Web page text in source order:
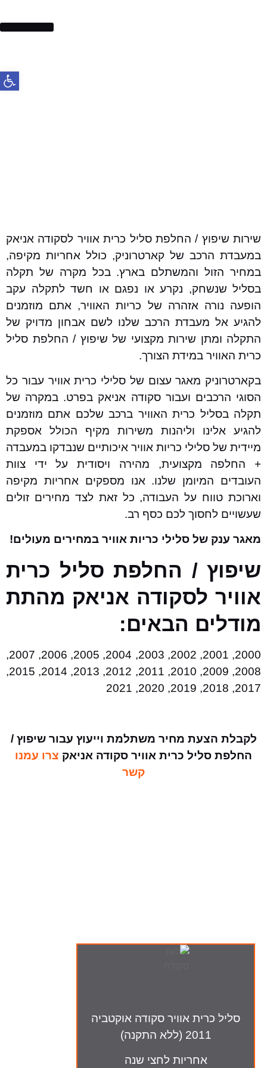
שירות שיפוץ / החלפת סליל כרית אוויר לסקודה אניאק
במעבדת הרכב של קארטרוניק, כולל אחריות מקיפה,
במחיר הזול והמשתלם בארץ. בכל מקרה של תקלה
בסליל שנשחק, נקרע או נפגם או חשד לתקלה עקב
הופעה נורה אזהרה של כריות האוויר, אתם מוזמנים
להגיע אל מעבדת הרכב שלנו לשם אבחון מדויק של
התקלה ומתן שירות מקצועי של שיפוץ / החלפת סליל
כרית האוויר במידת הצורך.
בקארטרוניק מאגר עצום של סלילי כרית אוויר עבור כל
הסוגי הרכבים ועבור סקודה אניאק בפרט. במקרה של
תקלה בסליל כרית האוויר ברכב שלכם אתם מוזמנים
להגיע אלינו וליהנות משירות מקיף הכולל אספקת
מיידית של סלילי כריות אוויר איכותיים שנבדקו במעבדה
+ החלפה מקצועית, מהירה ויסודית על ידי צוות
העובדים המיומן שלנו. אנו מספקים אחריות מקיפה
וארוכת טווח על העבודה, כל זאת לצד מחירים זולים
שעשויים לחסוך לכם כסף רב.
מאגר ענק של סלילי כריות אוויר במחירים מעולים!
שיפוץ / החלפת סליל כרית
אוויר לסקודה אניאק מהתת
מודלים הבאים:
2000, 2001, 2002, 2003, 2004, 2005, 2006, 2007,
2008, 2009, 2010, 2011, 2012, 2013, 2014, 2015,
2017, 2018, 2019, 2020, 2021
לקבלת הצעת מחיר משתלמת וייעוץ עבור שיפוץ /
החלפת סליל כרית אוויר סקודה אניאק צרו עמנו
קשר
סליל כרית אוויר סקודה אוקטביה
2011 (ללא התקנה)
אחריות לחצי שנה
פתח